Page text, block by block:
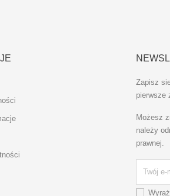
Zapisz
pierwsze
Możesz
należy
prawnej.